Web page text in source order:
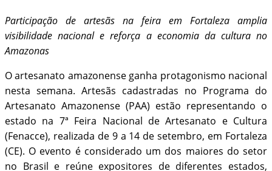
Participação de artesãs na feira em Fortaleza amplia
visibilidade nacional e reforça a economia da cultura no
Amazonas
O artesanato amazonense ganha protagonismo nacional
nesta semana. Artesãs cadastradas no Programa do
Artesanato Amazonense (PAA) estão representando o
estado na 7ª Feira Nacional de Artesanato e Cultura
(Fenacce), realizada de 9 a 14 de setembro, em Fortaleza
(CE). O evento é considerado um dos maiores do setor
no Brasil e reúne expositores de diferentes estados,